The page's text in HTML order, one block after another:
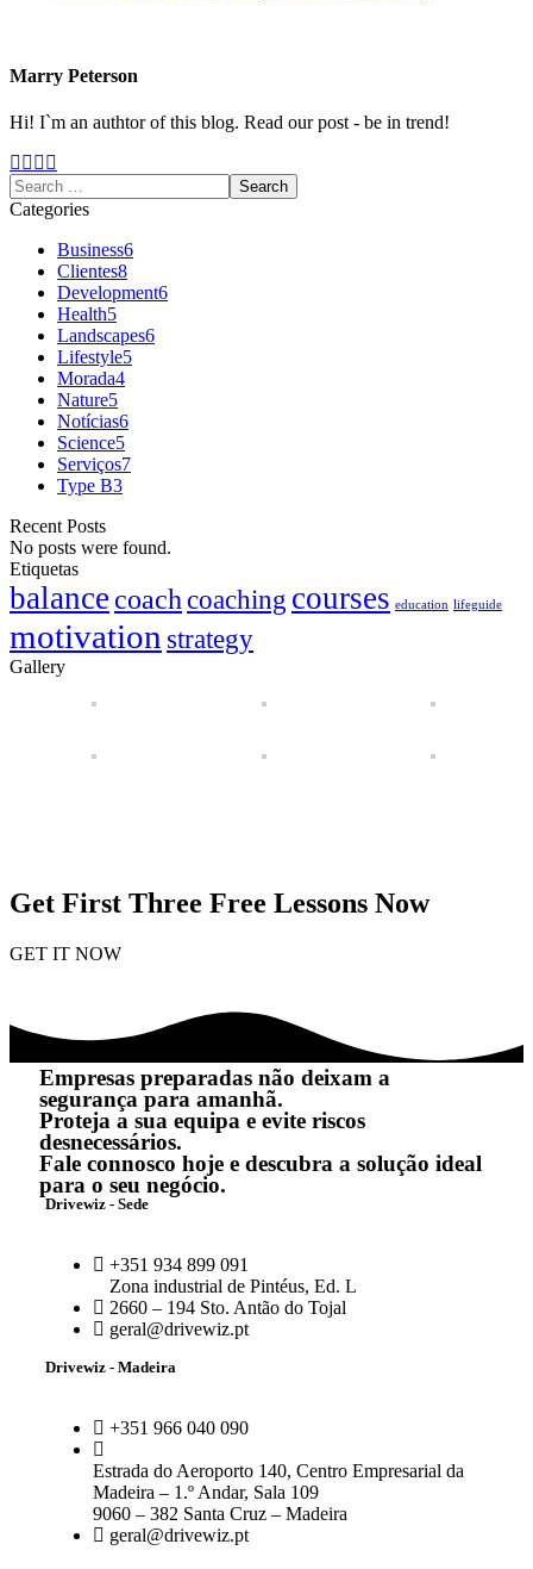
Marry Peterson
Hi! I`m an authtor of this blog. Read our post - be in trend!
Categories
Business6
Clientes8
Development6
Health5
Landscapes6
Lifestyle5
Morada4
Nature5
Notícias6
Science5
Serviços7
Type B3
Recent Posts
No posts were found.
Etiquetas
balance coach coaching courses education lifeguide
motivation strategy
Gallery
Get First Three Free Lessons Now
GET IT NOW
Empresas preparadas não deixam a
segurança para amanhã.
Proteja a sua equipa e evite riscos
desnecessários.
Fale connosco hoje e descubra a solução ideal
para o seu negócio.
Drivewiz - Sede
+351 934 899 091
Zona industrial de Pintéus, Ed. L
2660 – 194 Sto. Antão do Tojal
geral@drivewiz.pt
Drivewiz - Madeira
+351 966 040 090
Estrada do Aeroporto 140, Centro Empresarial da
Madeira – 1.º Andar, Sala 109
9060 – 382 Santa Cruz – Madeira
geral@drivewiz.pt